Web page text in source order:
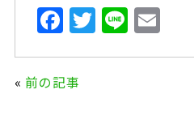
F
a
c
e
T
w
Li
n
E
« 前の記事